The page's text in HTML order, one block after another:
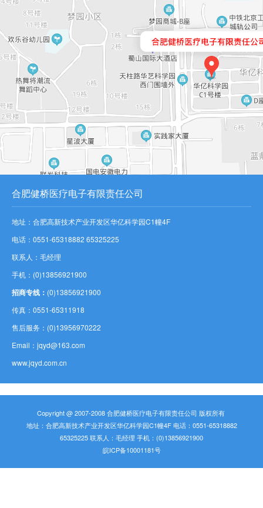
合肥健桥医疗电子有限责任公司
地址：合肥高新技术产业开发区华亿科学园C1幢4F
电话：0551-65318882 65325225
联系人：毛经理
手机：(0)13856921900
招商专线： (0)13856921900
传真：0551-65311918
售后服务：(0)13956970222
Email：jqyd@163.com
www.jqyd.com.cn
Copyright @ 2007-2008 合肥健桥医疗电子有限责任公司 版权所有
地址：合肥高新技术产业开发区华亿科学园C1幢4F 电话：0551-65318882
65325225 联系人：毛经理 手机：(0)13856921900
皖ICP备10001181号